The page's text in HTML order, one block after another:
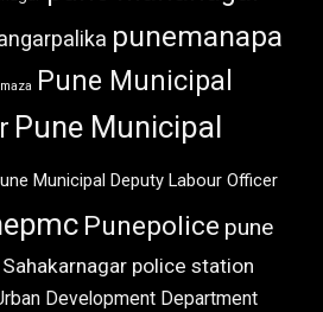
punemanapa
Pune Municipal
Pune Municipal
Municipal Deputy Labour Officer
Punepolice pune
Sahakarnagar police station
Development Department